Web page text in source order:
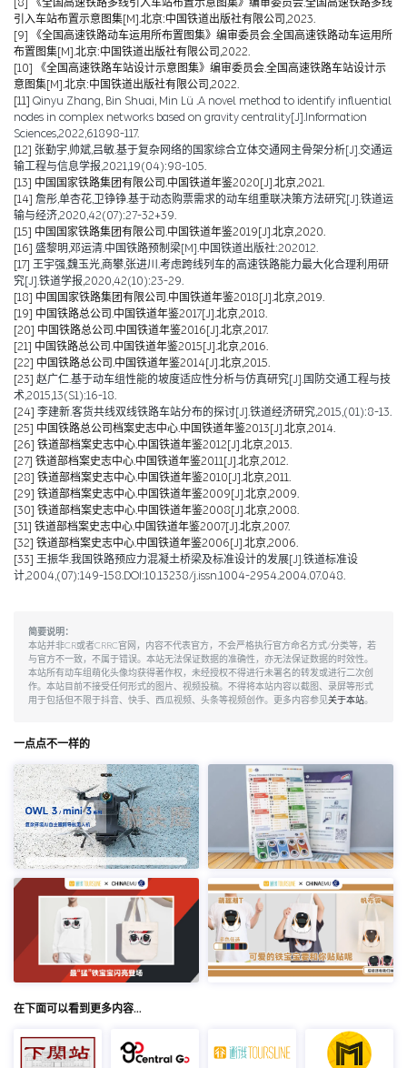
[8]
《全国高速铁路多线引入车站布置示意图集》编审委员会.全国高速铁路多线
引入车站布置示意图集[M].北京:中国铁道出版社有限公司,2023.
[9]
《全国高速铁路动车运用所布置图集》编审委员会.全国高速铁路动车运用所
布置图集[M].北京:中国铁道出版社有限公司,2022.
[10]
《全国高速铁路车站设计示意图集》编审委员会.全国高速铁路车站设计示
意图集[M].北京:中国铁道出版社有限公司,2022.
[11] Qinyu Zhang, Bin Shuai, Min Lü .A novel method to identify influential
nodes in complex networks based on gravity centrality[J].Information
Sciences,2022,61898-117.
[12] 张勤宇,帅斌,吕敏.基于复杂网络的国家综合立体交通网主骨架分析[J].交通运
输工程与信息学报,2021,19(04):98-105.
[13] 中国国家铁路集团有限公司.中国铁道年鉴2020[J].北京,2021.
[14] 詹彤,单杏花,卫铮铮.基于动态购票需求的动车组重联决策方法研究[J].铁道运
输与经济,2020,42(07):27-32+39.
[15] 中国国家铁路集团有限公司.中国铁道年鉴2019[J].北京,2020.
[16] 盛黎明,邓运清.中国铁路预制梁[M].中国铁道出版社:202012.
[17] 王宇强,魏玉光,商攀,张进川.考虑跨线列车的高速铁路能力最大化合理利用研
究[J].铁道学报,2020,42(10):23-29.
[18] 中国国家铁路集团有限公司.中国铁道年鉴2018[J].北京,2019.
[19] 中国铁路总公司.中国铁道年鉴2017[J].北京,2018.
[20] 中国铁路总公司.中国铁道年鉴2016[J].北京,2017.
[21] 中国铁路总公司.中国铁道年鉴2015[J].北京,2016.
[22] 中国铁路总公司.中国铁道年鉴2014[J].北京,2015.
[23] 赵广仁.基于动车组性能的坡度适应性分析与仿真研究[J].国防交通工程与技
术,2015,13(S1):16-18.
[24] 李建新.客货共线双线铁路车站分布的探讨[J].铁道经济研究,2015,(01):8-13.
[25] 中国铁路总公司档案史志中心.中国铁道年鉴2013[J].北京,2014.
[26] 铁道部档案史志中心.中国铁道年鉴2012[J].北京,2013.
[27] 铁道部档案史志中心.中国铁道年鉴2011[J].北京,2012.
[28] 铁道部档案史志中心.中国铁道年鉴2010[J].北京,2011.
[29] 铁道部档案史志中心.中国铁道年鉴2009[J].北京,2009.
[30] 铁道部档案史志中心.中国铁道年鉴2008[J].北京,2008.
[31] 铁道部档案史志中心.中国铁道年鉴2007[J].北京,2007.
[32] 铁道部档案史志中心.中国铁道年鉴2006[J].北京,2006.
[33] 王振华.我国铁路预应力混凝土桥梁及标准设计的发展[J].铁道标准设
计,2004,(07):149-158.DOI:10.13238/j.issn.1004-2954.2004.07.048.
简要说明：
本站并非CR或者CRRC官网，内容不代表官方，不会严格执行官方命名方式/分类等，若
与官方不一致，不属于错误。本站无法保证数据的准确性，亦无法保证数据的时效性。
本站所有动车组萌化头像均获得著作权，未经授权不得进行未署名的转发或进行二次创
作。本站目前不接受任何形式的图片、视频投稿。不得将本站内容以截图、录屏等形式
用于包括但不限于抖音、快手、西瓜视频、头条等视频创作。更多内容参见关于本站。
一点点不一样的
在下面可以看到更多内容…